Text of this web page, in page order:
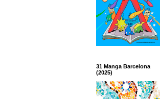
31 Manga Barcelona
(2025)